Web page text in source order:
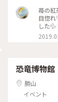
苺の紅
目惚
した
茶#苺#
恐竜博物館
勝山
イベント